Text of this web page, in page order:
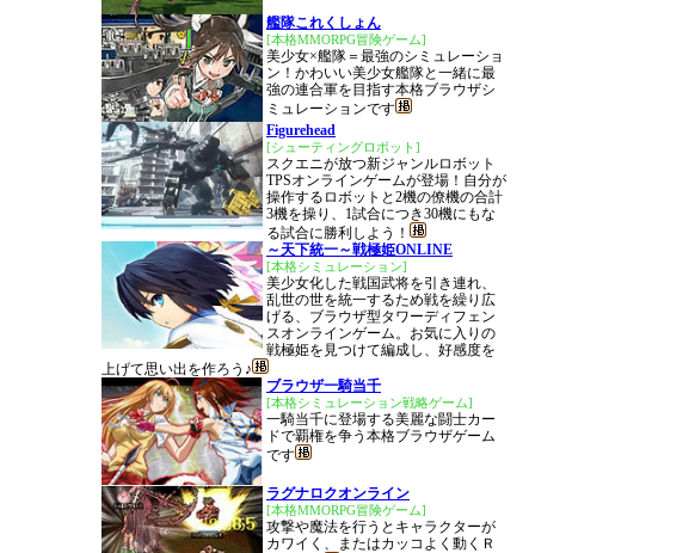
艦隊これくしょん
[本格MMORPG冒険ゲーム]
美少女×艦隊＝最強のシミュレーショ
ン！かわいい美少女艦隊と一緒に最
強の連合軍を目指す本格ブラウザシ
ミュレーションです
Figurehead
[シューティングロボット]
スクエニが放つ新ジャンルロボット
TPSオンラインゲームが登場！自分が
操作するロボットと2機の僚機の合計
3機を操り、1試合につき30機にもな
る試合に勝利しよう！
～天下統一～戦極姫ONLINE
[本格シミュレーション]
美少女化した戦国武将を引き連れ、
乱世の世を統一するため戦を繰り広
げる、ブラウザ型タワーディフェン
スオンラインゲーム。お気に入りの
戦極姫を見つけて編成し、好感度を
上げて思い出を作ろう♪
ブラウザ一騎当千
[本格シミュレーション戦略ゲーム]
一騎当千に登場する美麗な闘士カー
ドで覇権を争う本格ブラウザゲーム
です
ラグナロクオンライン
[本格MMORPG冒険ゲーム]
攻撃や魔法を行うとキャラクターが
カワイく、またはカッコよく動くＲ